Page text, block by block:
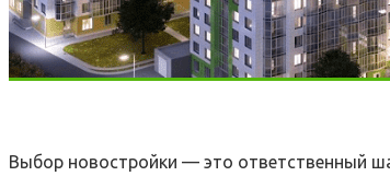
Выбор новостройки — это ответственный